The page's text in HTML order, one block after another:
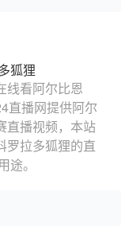
狐狸
线看阿尔比恩
直播网提供阿尔
直播视频，本站
罗拉多狐狸的直
。